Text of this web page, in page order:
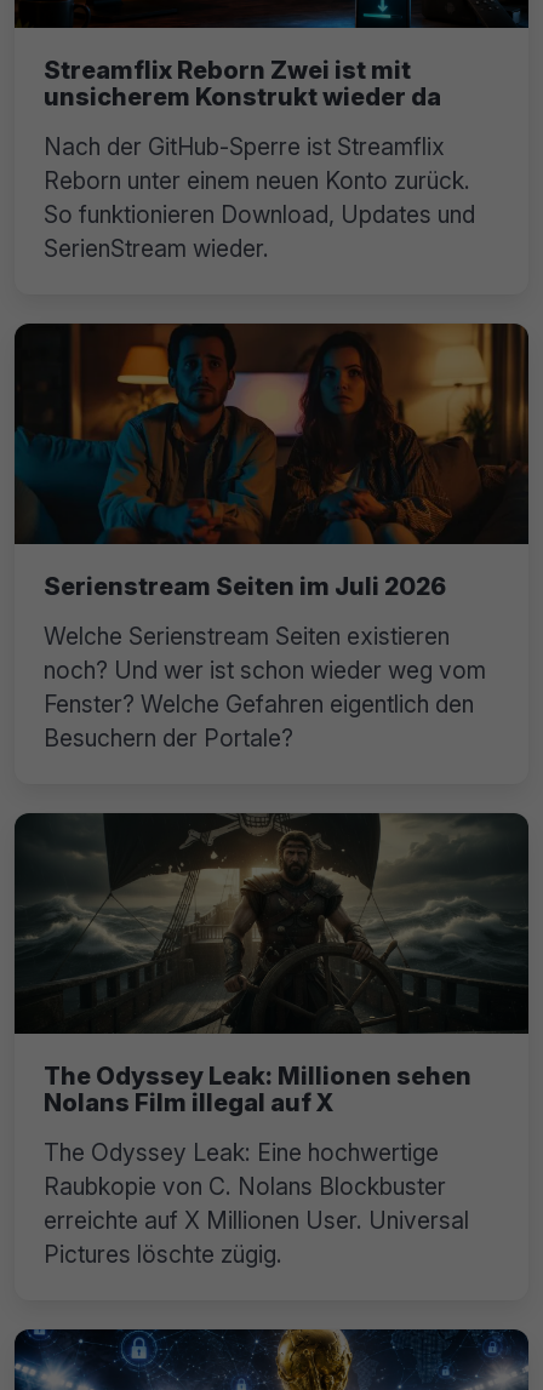
Streamflix Reborn Zwei ist mit
unsicherem Konstrukt wieder da
Nach der GitHub-Sperre ist Streamflix
Reborn unter einem neuen Konto zurück.
So funktionieren Download, Updates und
SerienStream wieder.
Serienstream Seiten im Juli 2026
Welche Serienstream Seiten existieren
noch? Und wer ist schon wieder weg vom
Fenster? Welche Gefahren eigentlich den
Besuchern der Portale?
The Odyssey Leak: Millionen sehen
Nolans Film illegal auf X
The Odyssey Leak: Eine hochwertige
Raubkopie von C. Nolans Blockbuster
erreichte auf X Millionen User. Universal
Pictures löschte zügig.